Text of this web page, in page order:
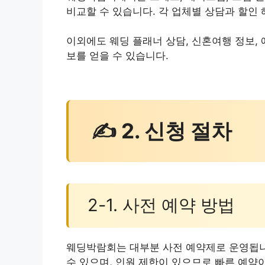
비교할 수 있습니다. 각 업체별 상담과 할인
이외에도 웨딩 플래너 상담, 신혼여행 정보,
보를 얻을 수 있습니다.
✍ 2. 신청 절차
2-1. 사전 예약 방법
웨딩박람회는 대부분 사전 예약제로 운영
수 있으며, 인원 제한이 있으므로 빠른 예약